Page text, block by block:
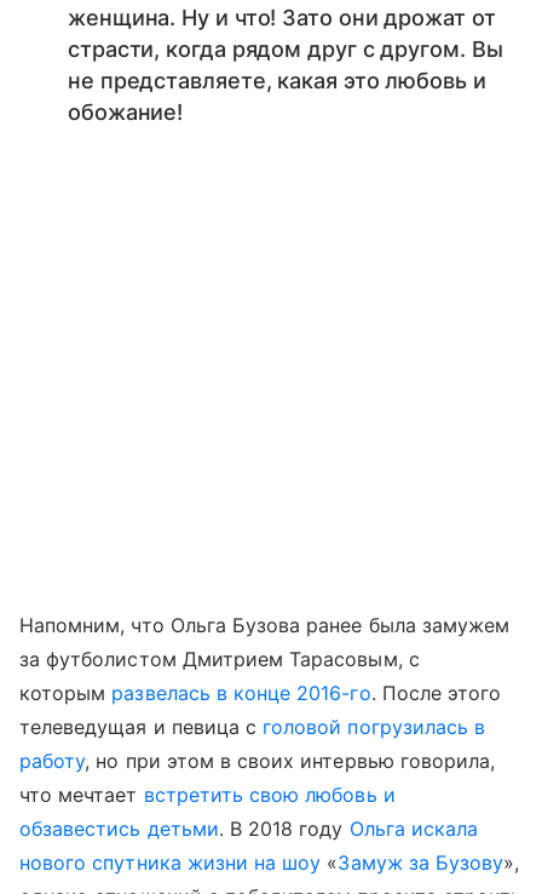
женщина. Ну и что! Зато они дрожат от
страсти, когда рядом друг с другом. Вы
не представляете, какая это любовь и
обожание!
Напомним, что Ольга Бузова ранее была замужем
за футболистом Дмитрием Тарасовым, с
которым развелась в конце 2016-го. После этого
телеведущая и певица с головой погрузилась в
работу, но при этом в своих интервью говорила,
что мечтает встретить свою любовь и
обзавестись детьми. В 2018 году Ольга искала
нового спутника жизни на шоу «Замуж за Бузову»,